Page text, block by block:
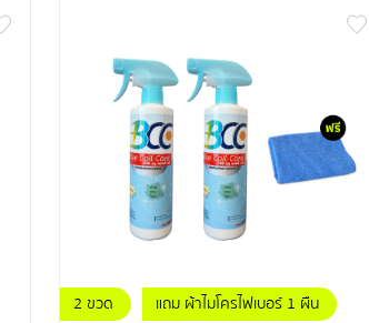
2 ขวด แถม ผ้าไมโครไฟเบอร์ 1 ผืน